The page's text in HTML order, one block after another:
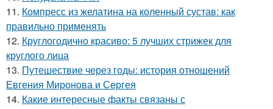
11. Компресс из желатина на коленный сустав: как
правильно применять
12. Круглогодично красиво: 5 лучших стрижек для
круглого лица
13. Путешествие через годы: история отношений
Евгения Миронова и Сергея
14. Какие интересные факты связаны с